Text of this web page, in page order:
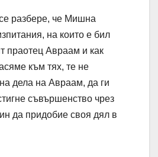
разбере, че Мишна
на които е бил
праотец Авраам и как
към тях, те не
дела на Авраам, да ги
съвършенство чрез
да придобие своя дял в